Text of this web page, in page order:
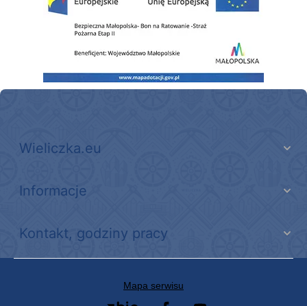
Wieliczka.eu
Informacje
Kontakt, godziny pracy
Mapa serwisu